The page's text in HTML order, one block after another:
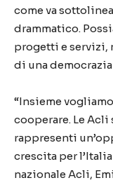
come va
drammatico.
progetti e servizi,
di una
“Insieme
cooperare. Le Acli
rappresenti
crescita per
nazionale Acli,